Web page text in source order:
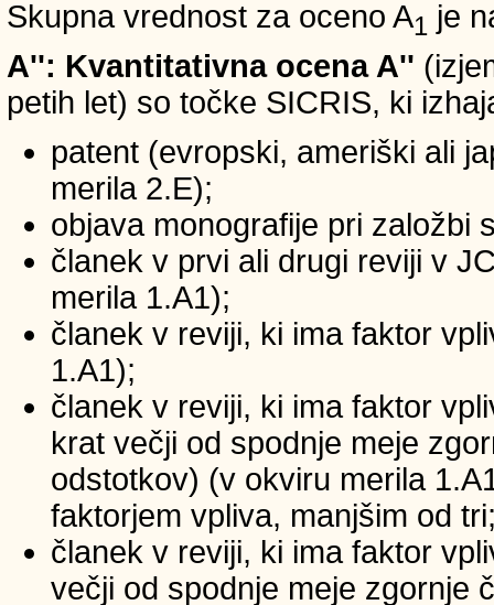
Skupna vrednost za oceno A1 je
A'': Kvantitativna ocena A''
petih let) so točke SICRIS, ki
patent (evropski, ameriški ali
merila 2.E);
objava monografije pri založbi
članek v prvi ali drugi reviji v
merila 1.A1);
članek v reviji, ki ima faktor
1.A1);
članek v reviji, ki ima faktor
krat večji od spodnje meje
odstotkov) (v okviru merila
faktorjem vpliva, manjšim od
članek v reviji, ki ima faktor
večji od spodnje meje zgornje